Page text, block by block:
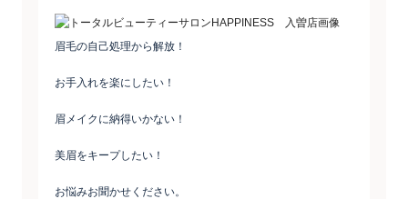
眉毛の自己処理から解放！
お手入れを楽にしたい！
眉メイクに納得いかない！
美眉をキープしたい！
お悩みお聞かせください。